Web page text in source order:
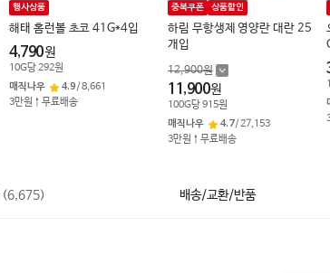
해태 홈런볼 초코 41G*4입
행사상품
4,790원
10G당292원
매직나우
4.9/8,661
3만원↑무료배송
하림 무항생제 영양란 대란 25
개입
중복쿠폰 상품할인
12,900원
11,900원
100G당915원
매직나우
4.7/27,153
3만원↑무료배송
(6,675) 배송/교환/반품